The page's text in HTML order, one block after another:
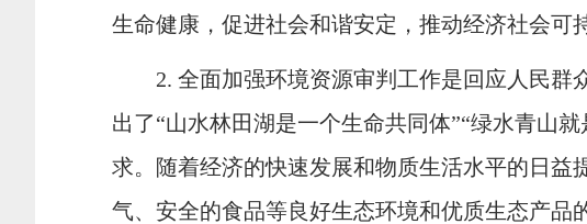
生命健康，促进社会和谐安定，推动经济社会可
2. 全面加强环境资源审判工作是回应人民群
出了“山水林田湖是一个生命共同体”“绿水青山
求。随着经济的快速发展和物质生活水平的日
气、安全的食品等良好生态环境和优质生态产